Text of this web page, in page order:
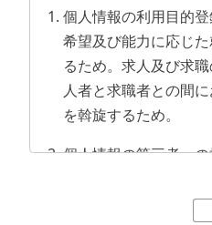
個人情報の利用目的
希望及び能力に応じ
るため。求人及び求
人者と求職者との間
を斡旋するため。
個人情報の第三者へ
提供・開示いたしませ